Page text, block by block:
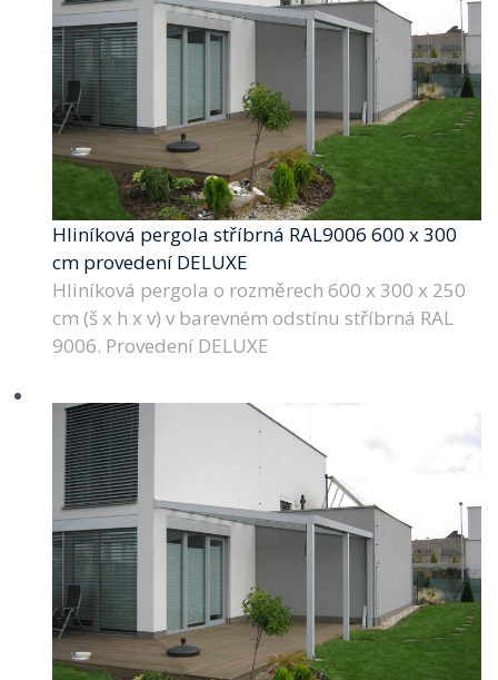
Hliníková pergola stříbrná RAL9006 600 x 300
cm provedení DELUXE
Hliníková pergola o rozměrech 600 x 300 x 250
cm (š x h x v) v barevném odstínu stříbrná RAL
9006. Provedení DELUXE